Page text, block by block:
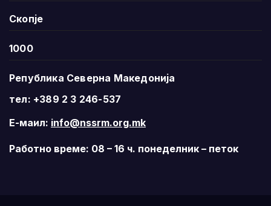
Скопје
1000
Република Северна Македонија
тел: +389 2 3 246-537
Е-маил: info@nssrm.org.mk
Работно време: 08 – 16 ч. понеделник – петок